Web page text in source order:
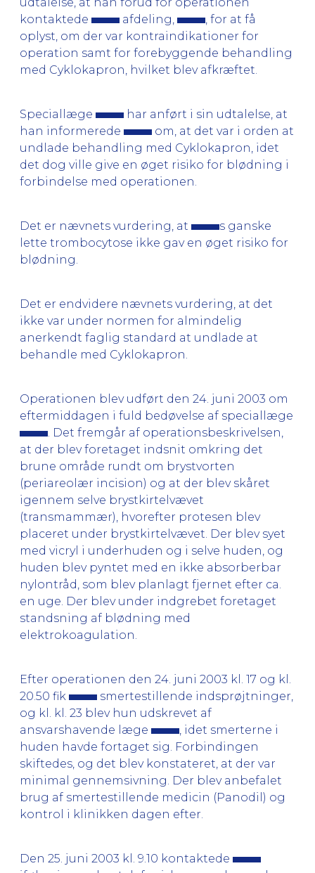
kontaktede
afdeling,
, for at få
oplyst, om der var kontraindikationer for
operation samt for forebyggende behandling
med Cyklokapron, hvilket blev afkræftet.
Speciallæge
har anført i sin udtalelse, at
han informerede
om, at det var i orden at
undlade behandling med Cyklokapron, idet
det dog ville give en øget risiko for blødning i
forbindelse med operationen.
Det er nævnets vurdering, at
s ganske
lette trombocytose ikke gav en øget risiko for
blødning.
Det er endvidere nævnets vurdering, at det
ikke var under normen for almindelig
anerkendt faglig standard at undlade at
behandle med Cyklokapron.
Operationen blev udført den 24. juni 2003 om
eftermiddagen i fuld bedøvelse af speciallæge
. Det fremgår af operationsbeskrivelsen,
at der blev foretaget indsnit omkring det
brune område rundt om brystvorten
(periareolær incision) og at der blev skåret
igennem selve brystkirtelvævet
(transmammær), hvorefter protesen blev
placeret under brystkirtelvævet. Der blev syet
med vicryl i underhuden og i selve huden, og
huden blev pyntet med en ikke absorberbar
nylontråd, som blev planlagt fjernet efter ca.
en uge. Der blev under indgrebet foretaget
standsning af blødning med
elektrokoagulation.
Efter operationen den 24. juni 2003 kl. 17 og kl.
20.50 fik
smertestillende indsprøjtninger,
og kl. kl. 23 blev hun udskrevet af
ansvarshavende læge
, idet smerterne i
huden havde fortaget sig. Forbindingen
skiftedes, og det blev konstateret, at der var
minimal gennemsivning. Der blev anbefalet
brug af smertestillende medicin (Panodil) og
kontrol i klinikken dagen efter.
Den 25. juni 2003 kl. 9.10 kontaktede